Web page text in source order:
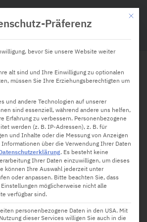
von Software-
Sicherheit und
Mit
Präferenz
bevor Sie unsere Website weiter
alt sind und Ihre Einwilligung zu optionalen
müssen Sie Ihre Erziehungsberechtigten um
und andere Technologien auf unserer
sind essenziell, während andere uns helfen,
Erfahrung zu verbessern. Personenbezogene
werden (z. B. IP-Adressen), z. B. für
und Inhalte oder die Messung von Anzeigen
über die Verwendung Ihrer Daten
. Es besteht keine
Ihrer Daten einzuwilligen, um dieses
können Ihre Auswahl jederzeit unter
oder anpassen. Bitte beachten Sie, dass
möglicherweise nicht alle
verfügbar sind.
personenbezogene Daten in den USA. Mit
dieser Services willigen Sie auch in die